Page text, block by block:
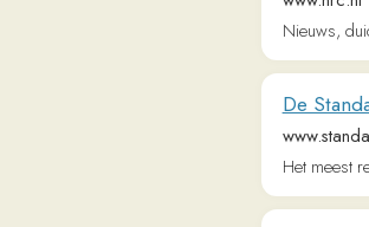
Het Parool
www.parool.nl
Het laatste
Parool.
Nieuws uit
www.bruzz.be